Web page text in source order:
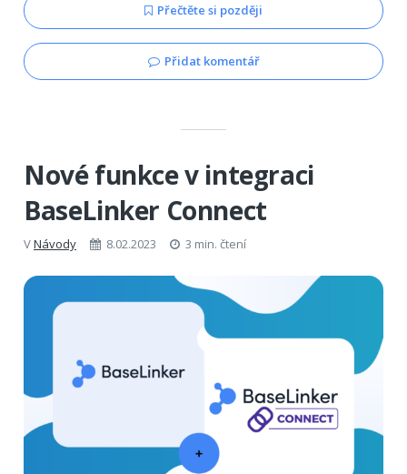
Přečtěte si později
Přidat komentář
Nové funkce v integraci
BaseLinker Connect
VNávody 8.02.2023 3 min. čtení